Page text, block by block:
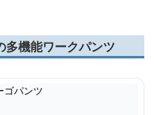
多機能ワークパンツ